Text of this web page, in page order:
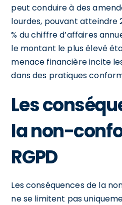
peut conduire à des
lourdes, pouvant atteindre
% du chiffre d’affaires
le montant le plus élevé
menace financière incite
dans des pratiques
Les
la non-
RGPD
Les conséquences de la
ne se limitent pas